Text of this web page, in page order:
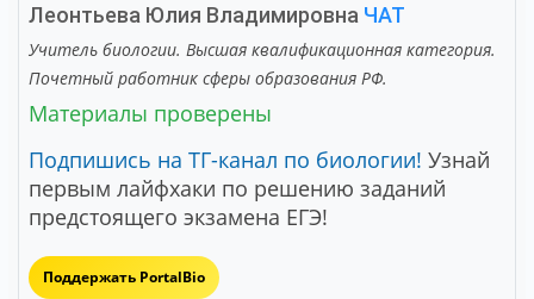
Леонтьева Юлия Владимировна ЧАТ
Учитель биологии. Высшая квалификационная категория.
Почетный работник сферы образования РФ.
Материалы проверены
Подпишись на ТГ-канал по биологии! Узнай
первым лайфхаки по решению заданий
предстоящего экзамена ЕГЭ!
Поддержать PortalBio